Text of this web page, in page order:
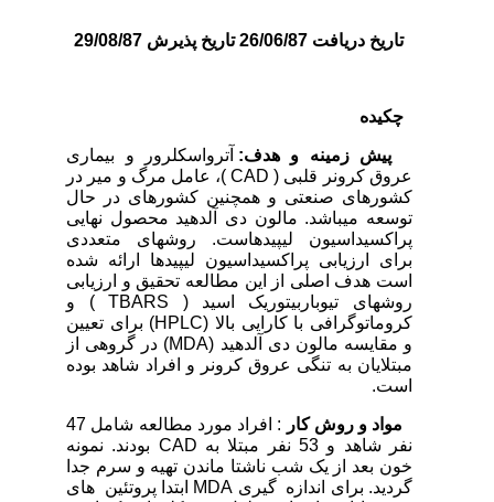
تاریخ دریافت 26/06/87 تاریخ پذیرش 29/08/87
چکیده
پیش زمینه و هدف:آترواسکلرور و بیماری
عروق کرونر قلبی ( CAD )، عامل مرگ و میر در
کشورهای صنعتی و هم­چنین کشورهای در حال
توسعه می­باشد. مالون دی آلدهید محصول نهایی
پراکسیداسیون لیپیدهاست. روش­های متعددی
برای ارزیابی پراکسیداسیون لیپیدها ارائه شده
است هدف اصلی از این مطالعه تحقیق و ارزیابی
روش­های تیوباربیتوریک اسید ( TBARS ) و
کروماتوگرافی با کارایی بالا (HPLC) برای تعیین
و مقایسه مالون دی آلدهید (MDA) در گروهی از
مبتلایان به تنگی عروق کرونر و افراد شاهد بوده
است.
مواد وروش کار
: افراد مورد مطالعه شامل 47
نفر شاهد و 53 نفر مبتلا به CAD بودند. نمونه
خون بعد از یک شب ناشتا ماندن تهیه و سرم جدا
گردید. برای اندازه ­ گیری MDA ابتدا پروتئین ­ های